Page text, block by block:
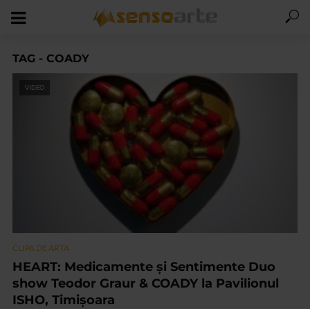
TAG - COADY
VIDEO
CLIPA DE ARTA
HEART: Medicamente și Sentimente Duo
show Teodor Graur & COADY la Pavilionul
ISHO, Timișoara